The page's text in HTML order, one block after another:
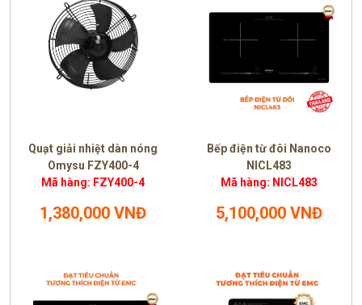
Quạt giải nhiệt dàn nóng
Omysu FZY400-4
Mã hàng: FZY400-4
1,380,000 VNĐ
Bếp điện từ đôi Nanoco
NICL483
Mã hàng: NICL483
5,100,000 VNĐ